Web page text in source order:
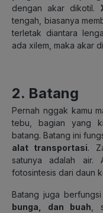
dengan akar dikotil.
tengah, biasanya
terletak diantara
ada xilem, maka akar
2. Batang
Pernah nggak kamu
tebu, bagian yang
batang. Batang ini
alat transportasi.
satunya adalah
fotosintesis dari daun
Batang juga
bunga, dan buah ,